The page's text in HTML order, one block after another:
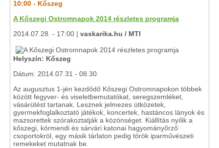
10:00 - Kőszeg
A Kőszegi Ostromnapok 2014 részletes programja
2014.07.28. - 17:00 | vaskarika.hu / MTI
Helyszín: Kőszeg
Dátum: 2014.07.31 - 08.30.
Az augusztus 1-jén kezdődő Kőszegi Ostromnapokon többek
között fegyver- és viseletbemutatókat, seregszemléket,
vásárütést tartanak. Lesznek jelmezes ütközetek,
gyermekfoglalkoztató játékok, koncertek, hastáncos lányok és
mazsorettek szórakoztatják a közönséget. Kiállítás nyílik a
kőszegi, körmendi és sárvári katonai hagyományőrző
csoportokról, egy másik tárlaton pedig török iparművészeti
remekeket mutatnak be.